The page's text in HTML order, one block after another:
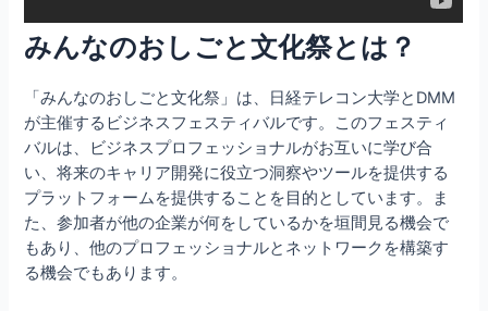
みんなのおしごと文化祭とは？
「みんなのおしごと文化祭」は、日経テレコン大学とDMM
が主催するビジネスフェスティバルです。このフェスティ
バルは、ビジネスプロフェッショナルがお互いに学び合
い、将来のキャリア開発に役立つ洞察やツールを提供する
プラットフォームを提供することを目的としています。ま
た、参加者が他の企業が何をしているかを垣間見る機会で
もあり、他のプロフェッショナルとネットワークを構築す
る機会でもあります。